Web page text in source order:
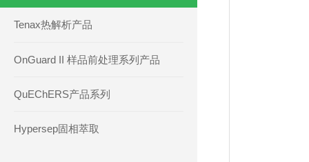
Tenax热解析产品
OnGuard II 样品前处理系列产品
QuEChERS产品系列
Hypersep固相萃取